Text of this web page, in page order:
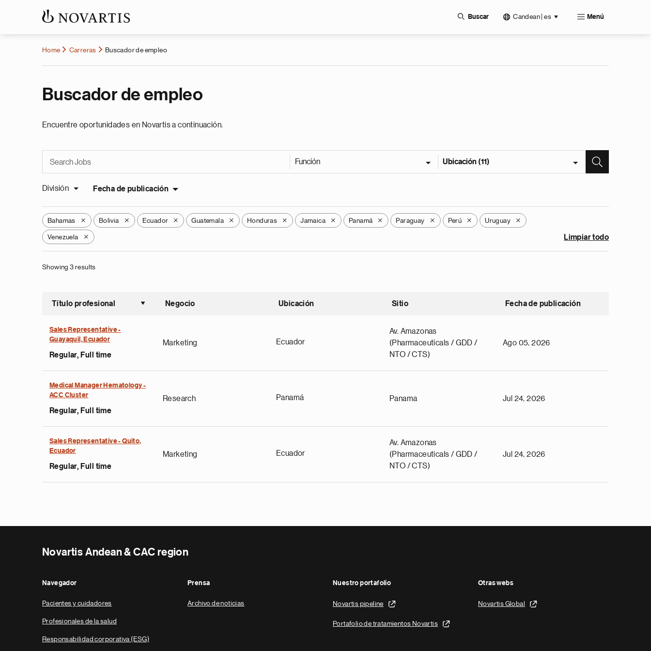
Buscar Candean | es Menú
Home Carreras Buscador de empleo
Buscador de empleo
Encuentre oportunidades en Novartis a continuación.
Función Ubicación (11)
División Fecha de publicación
Bahamas X Bolivia X Ecuador X Guatemala X Honduras X Jamaica X Panamá X Paraguay X Perú X Uruguay X
Venezuela X Limpiar todo
Showing 3 results
Título profesional
Ordenar ascendente
Negocio Ubicación Sitio Fecha de publicación
Sales Representative -
Guayaquil, Ecuador
Regular, Full time
Marketing Ecuador
Av. Amazonas
(Pharmaceuticals / GDD /
NTO / CTS)
Ago 05, 2026
Medical Manager Hematology -
ACC Cluster
Regular, Full time
Research Panamá Panama Jul 24, 2026
Sales Representative - Quito,
Ecuador
Regular, Full time
Marketing Ecuador
Av. Amazonas
(Pharmaceuticals / GDD /
NTO / CTS)
Jul 24, 2026
Novartis Andean & CAC region
Navegador
Pacientes y cuidadores
Profesionales de la salud
Responsabilidad corporativa (ESG)
Prensa
Archivo de noticias
Nuestro portafolio
Novartis pipeline
Portafolio de tratamientos Novartis
Otras webs
Novartis Global